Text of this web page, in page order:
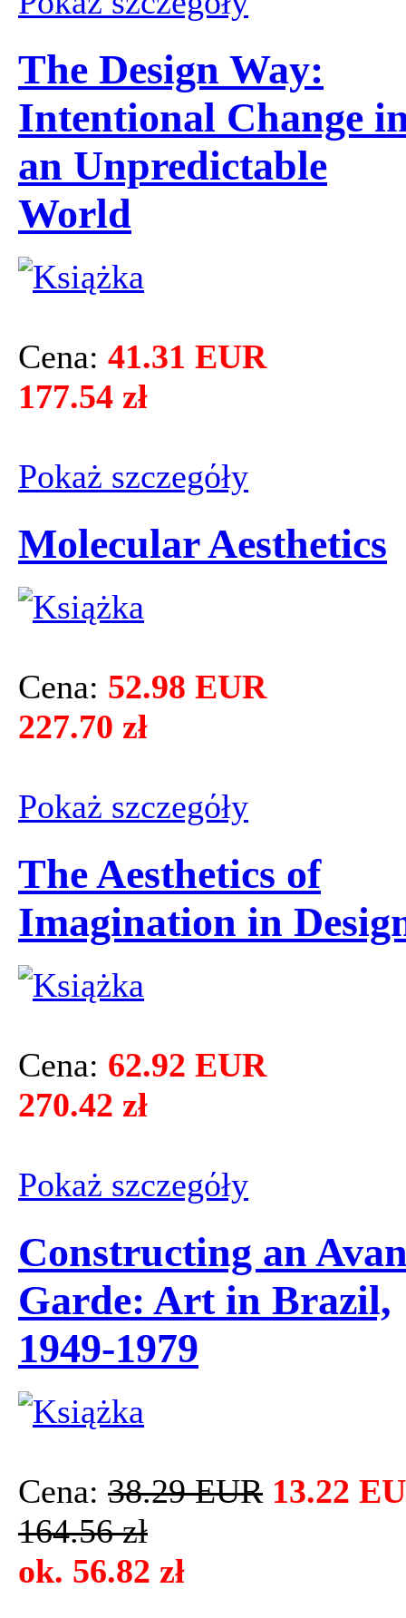
The Design Way:
Intentional Change
an Unpredictable
World
Cena: 41.31 EUR
177.54 zł
Pokaż szczegόły
Molecular Aesthetics
Cena: 52.98 EUR
227.70 zł
Pokaż szczegόły
The Aesthetics of
Imagination in
Cena: 62.92 EUR
270.42 zł
Pokaż szczegόły
Constructing an
Garde: Art in Brazil,
1949-1979
Cena: 38.29 EUR 13.22
164.56 zł
ok. 56.82 zł